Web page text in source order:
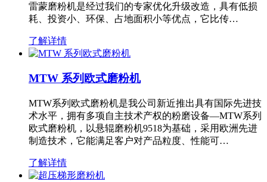
雷蒙磨粉机是经过我们的专家优化升级改造，具有低损
耗、投资小、环保、占地面积小等优点，它比传…
了解详情
MTW 系列欧式磨粉机
MTW系列欧式磨粉机是我公司新近推出具有国际先进技
术水平，拥有多项自主技术产权的粉磨设备—MTW系列
欧式磨粉机，以悬辊磨粉机9518为基础，采用欧洲先进
制造技术，它能满足客户对产品粒度、性能可…
了解详情